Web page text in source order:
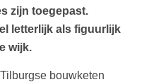
zijn toegepast.
letterlijk als figuurlijk
wijk.
bouwketen